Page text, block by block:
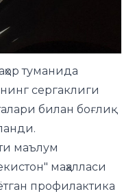
туманида
сергаклиги
билан боғлиқ
маълум
маҳалласи
профилактика